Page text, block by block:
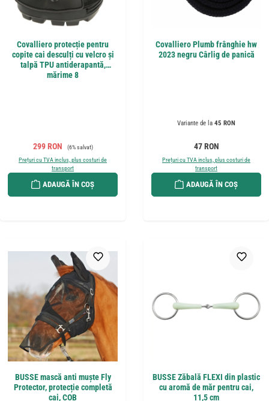
Covalliero protecție pentru
copite cai desculți cu velcro și
talpă TPU antiderapantă,
mărime 8
Preț de vânzare:
299 RON Preț obișnuit:
(6% salvat)
Prețuri cu TVA inclus, plus costuri de
transport
ADAUGĂ ÎN COȘ
Covalliero Plumb frânghie hw
2023 negru Cârlig de panică
Variante de la 45 RON
Preț obișnuit:
47 RON
Prețuri cu TVA inclus, plus costuri de
transport
ADAUGĂ ÎN COȘ
BUSSE mască anti muște Fly
Protector, protecție completă
cai, COB
BUSSE Zăbală FLEXI din plastic
cu aromă de măr pentru cai,
11,5 cm